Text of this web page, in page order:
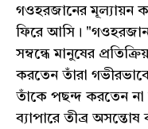
গওহরজানের মূল্যায়ন
ফিরে আসি। "গওহরজান
সম্বন্ধে মানুষের
করতেন তাঁরা
তাঁকে পছন্দ করতেন না
ব্যাপারে তীব্র